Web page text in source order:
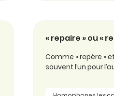
« repaire » ou «
Comme « repère »
souvent l’un pour